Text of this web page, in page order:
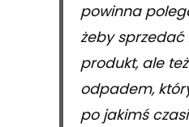
powinna
żeby sprzedać
produkt, ale
odpadem,
po jakimś